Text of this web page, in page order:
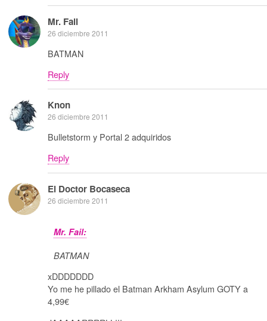
Mr. Fail
26 diciembre 2011
BATMAN
Reply
Knon
26 diciembre 2011
Bulletstorm y Portal 2 adquiridos
Reply
El Doctor Bocaseca
26 diciembre 2011
Mr. Fail:
BATMAN
xDDDDDDD
Yo me he pillado el Batman Arkham Asylum GOTY a
4,99€